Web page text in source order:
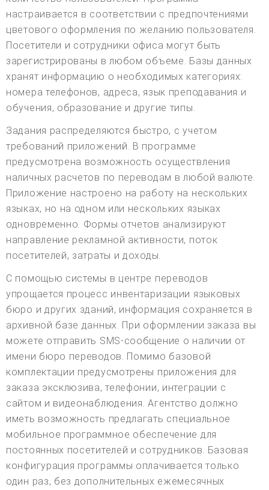
настраивается в соответствии с предпочтениями
цветового оформления по желанию пользователя.
Посетители и сотрудники офиса могут быть
зарегистрированы в любом объеме. Базы данных
хранят информацию о необходимых категориях:
номера телефонов, адреса, язык преподавания и
обучения, образование и другие типы.
Задания распределяются быстро, с учетом
требований приложений. В программе
предусмотрена возможность осуществления
наличных расчетов по переводам в любой валюте.
Приложение настроено на работу на нескольких
языках, но на одном или нескольких языках
одновременно. Формы отчетов анализируют
направление рекламной активности, поток
посетителей, затраты и доходы.
С помощью системы в центре переводов
упрощается процесс инвентаризации языковых
бюро и других зданий, информация сохраняется в
архивной базе данных. При оформлении заказа вы
можете отправить SMS-сообщение о наличии от
имени бюро переводов. Помимо базовой
комплектации предусмотрены приложения для
заказа эксклюзива, телефонии, интеграции с
сайтом и видеонаблюдения. Агентство должно
иметь возможность предлагать специальное
мобильное программное обеспечение для
постоянных посетителей и сотрудников. Базовая
конфигурация программы оплачивается только
один раз, без дополнительных ежемесячных